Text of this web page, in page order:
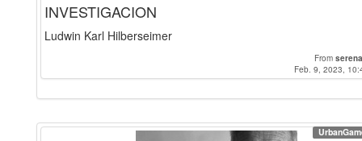
INVESTIGACION
Ludwin Karl Hilberseimer
From
Feb. 9, 2023,